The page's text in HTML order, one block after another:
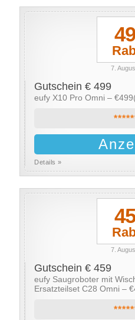
7.
Gutschein € 499
eufy X10 Pro Omni –
Details »
7.
Gutschein € 459
eufy Saugroboter mit
Ersatzteilset C28 Omni –